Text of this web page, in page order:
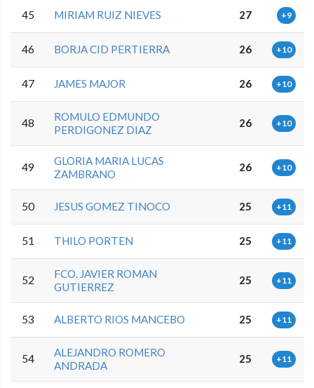
45 MIRIAM RUIZ NIEVES 27 +9
46 BORJA CID PERTIERRA 26 +10
47 JAMES MAJOR 26 +10
48
ROMULO EDMUNDO
PERDIGONEZ DIAZ
26 +10
49
GLORIA MARIA LUCAS
ZAMBRANO
26 +10
50 JESUS GOMEZ TINOCO 25 +11
51 THILO PORTEN 25 +11
52
FCO. JAVIER ROMAN
GUTIERREZ
25 +11
53 ALBERTO RIOS MANCEBO 25 +11
54
ALEJANDRO ROMERO
ANDRADA
25 +11